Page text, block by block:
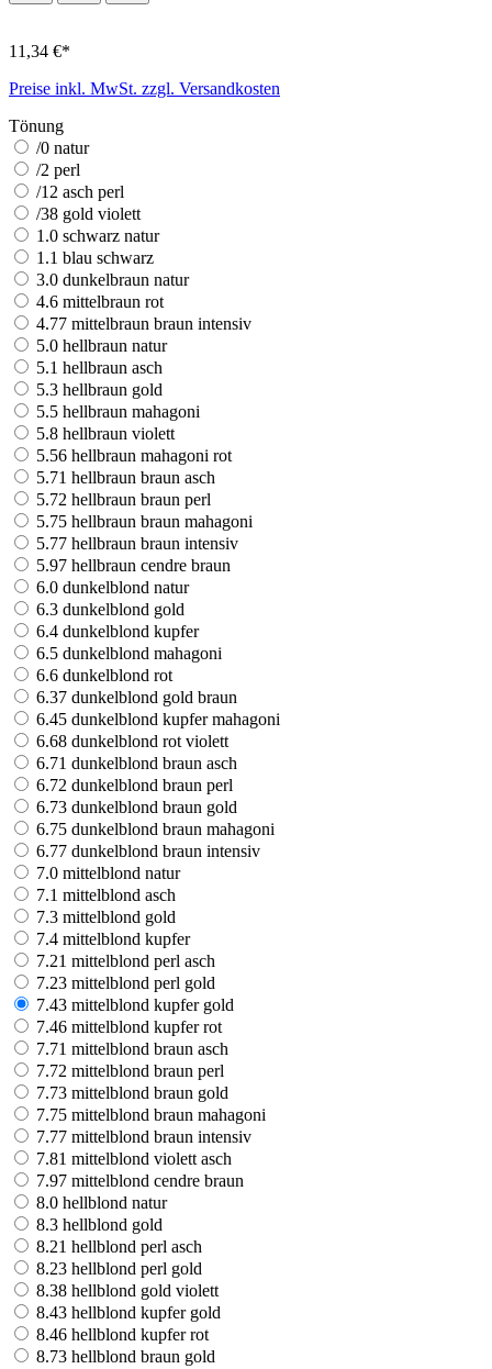
11,34 €*
Preise inkl. MwSt. zzgl. Versandkosten
Tönung
/0 natur
/2 perl
/12 asch perl
/38 gold violett
1.0 schwarz natur
1.1 blau schwarz
3.0 dunkelbraun natur
4.6 mittelbraun rot
4.77 mittelbraun braun intensiv
5.0 hellbraun natur
5.1 hellbraun asch
5.3 hellbraun gold
5.5 hellbraun mahagoni
5.8 hellbraun violett
5.56 hellbraun mahagoni rot
5.71 hellbraun braun asch
5.72 hellbraun braun perl
5.75 hellbraun braun mahagoni
5.77 hellbraun braun intensiv
5.97 hellbraun cendre braun
6.0 dunkelblond natur
6.3 dunkelblond gold
6.4 dunkelblond kupfer
6.5 dunkelblond mahagoni
6.6 dunkelblond rot
6.37 dunkelblond gold braun
6.45 dunkelblond kupfer mahagoni
6.68 dunkelblond rot violett
6.71 dunkelblond braun asch
6.72 dunkelblond braun perl
6.73 dunkelblond braun gold
6.75 dunkelblond braun mahagoni
6.77 dunkelblond braun intensiv
7.0 mittelblond natur
7.1 mittelblond asch
7.3 mittelblond gold
7.4 mittelblond kupfer
7.21 mittelblond perl asch
7.23 mittelblond perl gold
7.43 mittelblond kupfer gold
7.46 mittelblond kupfer rot
7.71 mittelblond braun asch
7.72 mittelblond braun perl
7.73 mittelblond braun gold
7.75 mittelblond braun mahagoni
7.77 mittelblond braun intensiv
7.81 mittelblond violett asch
7.97 mittelblond cendre braun
8.0 hellblond natur
8.3 hellblond gold
8.21 hellblond perl asch
8.23 hellblond perl gold
8.38 hellblond gold violett
8.43 hellblond kupfer gold
8.46 hellblond kupfer rot
8.73 hellblond braun gold